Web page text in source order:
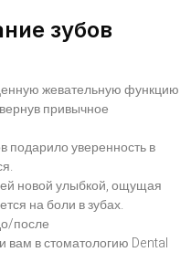
зубов
жевательную функцию
привычное
подарило уверенность в
новой улыбкой, ощущая
на боли в зубах.
после
вам в стоматологию Dental